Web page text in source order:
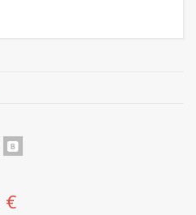
€Le